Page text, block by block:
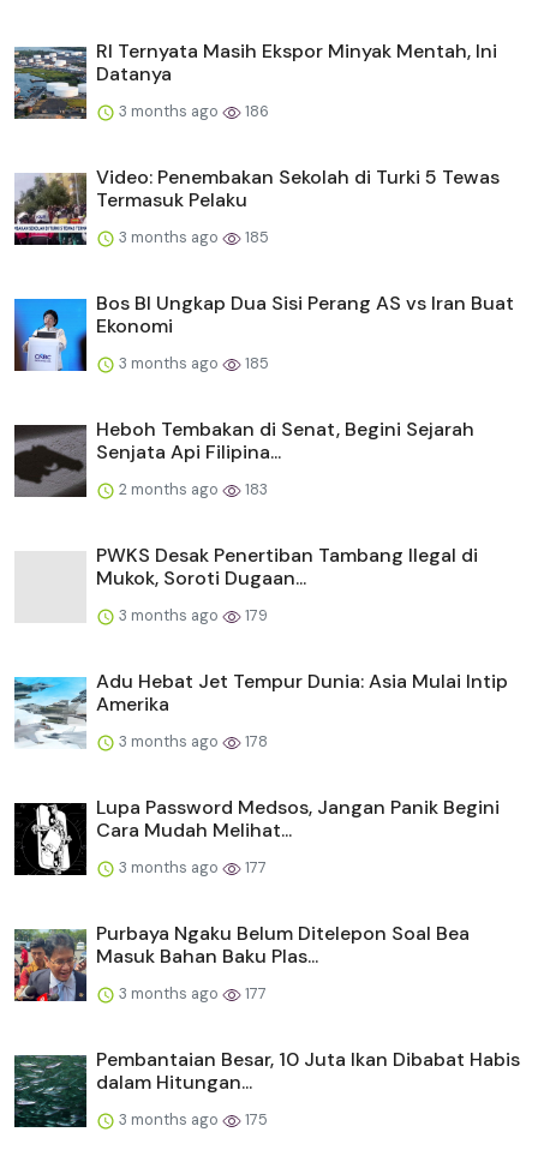
RI Ternyata Masih Ekspor Minyak Mentah, Ini
Datanya
3 months ago 186
Video: Penembakan Sekolah di Turki 5 Tewas
Termasuk Pelaku
3 months ago 185
Bos BI Ungkap Dua Sisi Perang AS vs Iran Buat
Ekonomi
3 months ago 185
Heboh Tembakan di Senat, Begini Sejarah
Senjata Api Filipina...
2 months ago 183
PWKS Desak Penertiban Tambang Ilegal di
Mukok, Soroti Dugaan...
3 months ago 179
Adu Hebat Jet Tempur Dunia: Asia Mulai Intip
Amerika
3 months ago 178
Lupa Password Medsos, Jangan Panik Begini
Cara Mudah Melihat...
3 months ago 177
Purbaya Ngaku Belum Ditelepon Soal Bea
Masuk Bahan Baku Plas...
3 months ago 177
Pembantaian Besar, 10 Juta Ikan Dibabat Habis
dalam Hitungan...
3 months ago 175